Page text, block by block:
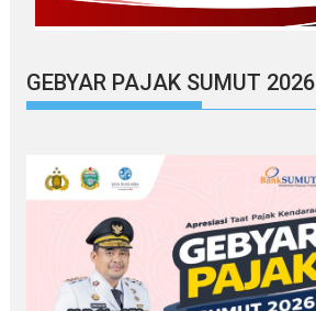
GEBYAR PAJAK SUMUT 2026